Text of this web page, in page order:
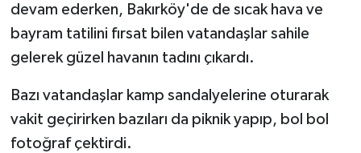
devam ederken, Bakırköy'de de sıcak hava ve
bayram tatilini fırsat bilen vatandaşlar sahile
gelerek güzel havanın tadını çıkardı.
Bazı vatandaşlar kamp sandalyelerine oturarak
vakit geçirirken bazıları da piknik yapıp, bol bol
fotoğraf çektirdi.